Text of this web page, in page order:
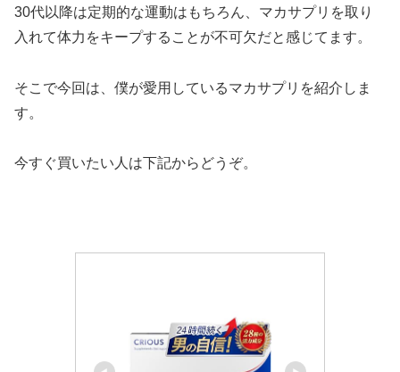
30代以降は定期的な運動はもちろん、マカサプリを取り
入れて体力をキープすることが不可欠だと感じてます。
そこで今回は、僕が愛用しているマカサプリを紹介しま
す。
今すぐ買いたい人は下記からどうぞ。